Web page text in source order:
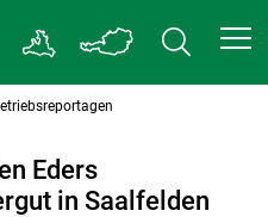
Eders
in Saalfelden